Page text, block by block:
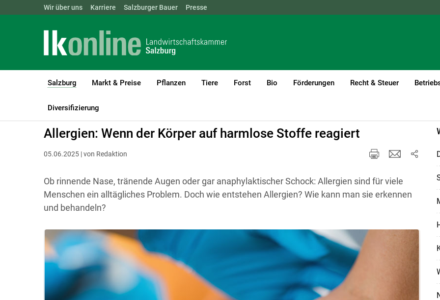
Landwirtschaftskammern: ÖSTERREICH BGLD KTN
Wir über uns Karriere Salzburger Bauer Presse
Salzburg
(current)1
Markt & Preise Pflanzen Tiere Forst Bio Förderungen Recht & Steuer
Diversifizierung
LK Salzburg Salzburg
Allergien: Wenn der Körper auf harmlose Stoffe reagiert
05.06.2025 | von Redaktion
Ob rinnende Nase, tränende Augen oder gar anaphylaktischer Schock: Allergien sind für viele
Menschen ein alltägliches Problem. Doch wie entstehen Allergien? Wie kann man sie erkennen
und behandeln?